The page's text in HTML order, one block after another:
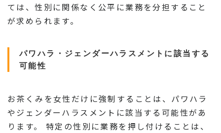
ては、性別に関係なく公平に業務を分担すること
が求められます。
パワハラ・ジェンダーハラスメントに該当する
可能性
お茶くみを女性だけに強制することは、パワハラ
やジェンダーハラスメントに該当する可能性があ
ります。 特定の性別に業務を押し付けることは、